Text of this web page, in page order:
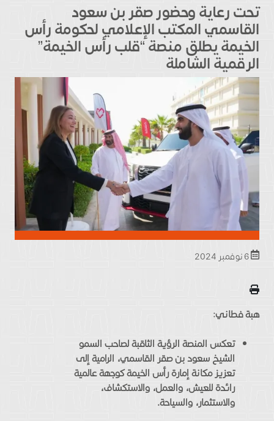
تحت رعاية وحضور صقر بن سعود
القاسمي المكتب الإعلامي لحكومة رأس
الخيمة يطلق منصة “قلب رأس الخيمة”
الرقمية الشاملة
هبة فطاني:
تعكس المنصة الرؤية الثاقبة لصاحب السمو
الشيخ سعود بن صقر القاسمي، الرامية إلى
تعزيز مكانة إمارة رأس الخيمة كوجهة عالمية
رائدة للعيش، والعمل، والاستكشاف،
والاستثمار، والسياحة.